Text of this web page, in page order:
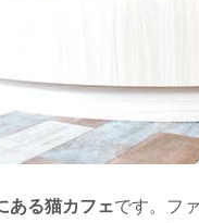
ある猫カフェです。フ